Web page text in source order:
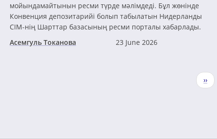
мойындамайтынын ресми түрде мәлімдеді. Бұл жөнінде
Конвенция депозитарийі болып табылатын Нидерланды
СІМ-нің Шарттар базасының ресми порталы хабарлады.
Асемгуль Токанова
23 June 2026
››